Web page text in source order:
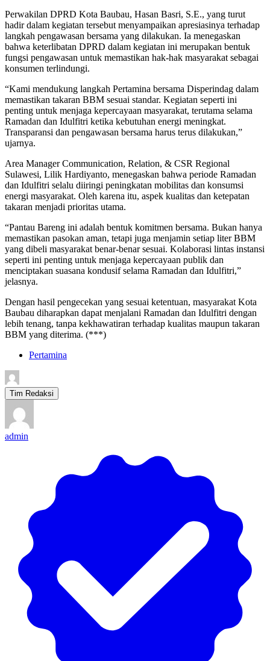
Perwakilan DPRD Kota Baubau, Hasan Basri, S.E., yang turut
hadir dalam kegiatan tersebut menyampaikan apresiasinya terhadap
langkah pengawasan bersama yang dilakukan. Ia menegaskan
bahwa keterlibatan DPRD dalam kegiatan ini merupakan bentuk
fungsi pengawasan untuk memastikan hak-hak masyarakat sebagai
konsumen terlindungi.
“Kami mendukung langkah Pertamina bersama Disperindag dalam
memastikan takaran BBM sesuai standar. Kegiatan seperti ini
penting untuk menjaga kepercayaan masyarakat, terutama selama
Ramadan dan Idulfitri ketika kebutuhan energi meningkat.
Transparansi dan pengawasan bersama harus terus dilakukan,”
ujarnya.
Area Manager Communication, Relation, & CSR Regional
Sulawesi, Lilik Hardiyanto, menegaskan bahwa periode Ramadan
dan Idulfitri selalu diiringi peningkatan mobilitas dan konsumsi
energi masyarakat. Oleh karena itu, aspek kualitas dan ketepatan
takaran menjadi prioritas utama.
“Pantau Bareng ini adalah bentuk komitmen bersama. Bukan hanya
memastikan pasokan aman, tetapi juga menjamin setiap liter BBM
yang dibeli masyarakat benar-benar sesuai. Kolaborasi lintas instansi
seperti ini penting untuk menjaga kepercayaan publik dan
menciptakan suasana kondusif selama Ramadan dan Idulfitri,”
jelasnya.
Dengan hasil pengecekan yang sesuai ketentuan, masyarakat Kota
Baubau diharapkan dapat menjalani Ramadan dan Idulfitri dengan
lebih tenang, tanpa kekhawatiran terhadap kualitas maupun takaran
BBM yang diterima. (***)
Pertamina
Tim Redaksi
admin